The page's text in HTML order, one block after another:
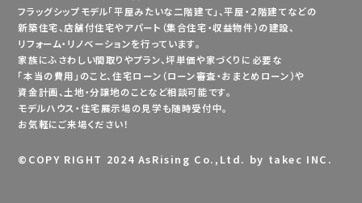
フラッグシップモデル「平屋みたいな二階建て」、平屋・２階建てなどの
新築住宅、店舗付住宅やアパート（集合住宅・収益物件）の建設、
リフォーム・リノベーションを行っています。
家族にふさわしい間取りやプラン、坪単価や家づくりに必要な
「本当の費用」のこと、住宅ローン（ローン審査・おまとめローン）や
資金計画、土地・分譲地のことなど相談可能です。
モデルハウス・住宅展示場の見学も随時受付中。
お気軽にご来場ください！
© COPY RIGHT 2024 AsRising Co.,Ltd. by takec INC.